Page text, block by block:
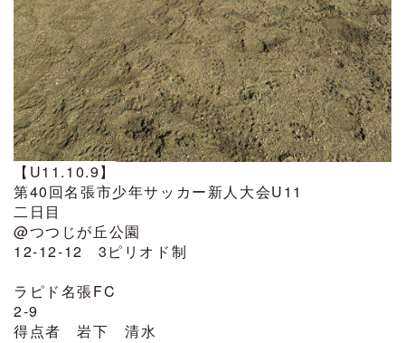
【U11.10.9】
第40回名張市少年サッカー新人大会U11
二日目
@つつじが丘公園
12-12-12 3ピリオド制
ラピド名張FC
2-9
得点者 岩下 清水